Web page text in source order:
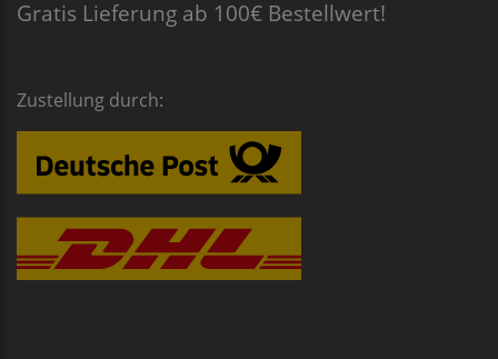
Gratis Lieferung ab 100€ Bestellwert!
Zustellung durch: